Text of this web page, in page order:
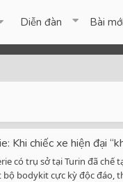
Diễn đàn Bài mới
Khi chiếc xe hiện đại
có trụ sở tại Turin đã
bodykit cực kỳ độc đáo,